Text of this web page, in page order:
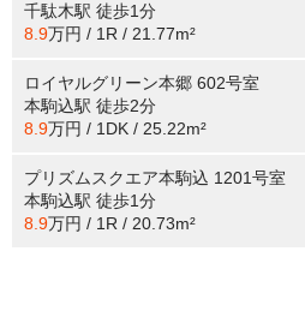
千駄木駅 徒歩1分
8.9万円 / 1R / 21.77m²
ロイヤルグリーン本郷 602号室
本駒込駅 徒歩2分
8.9万円 / 1DK / 25.22m²
プリズムスクエア本駒込 1201号室
本駒込駅 徒歩1分
8.9万円 / 1R / 20.73m²